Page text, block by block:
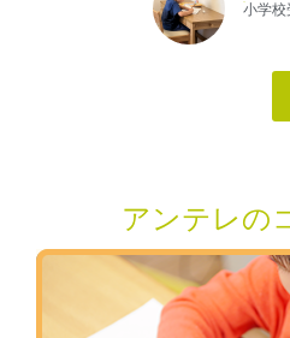
小学校
アンテレの